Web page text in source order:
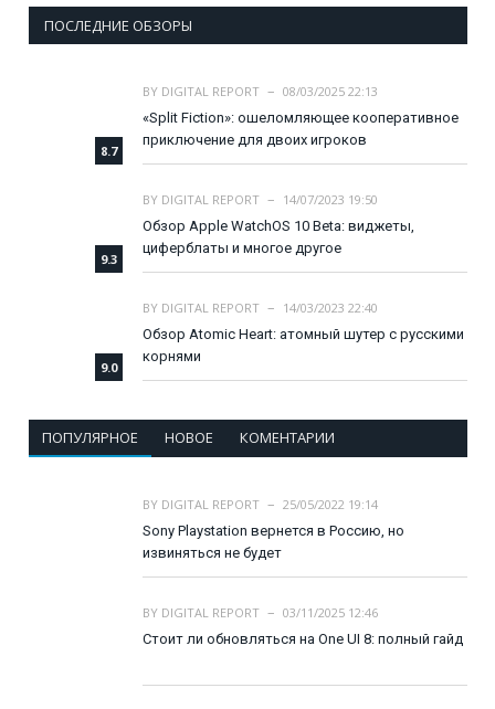
ПОСЛЕДНИЕ ОБЗОРЫ
8.7
BY DIGITAL REPORT
08/03/2025 22:13
«Split Fiction»: ошеломляющее кооперативное
приключение для двоих игроков
9.3
BY DIGITAL REPORT
14/07/2023 19:50
Обзор Apple WatchOS 10 Beta: виджеты,
циферблаты и многое другое
9.0
BY DIGITAL REPORT
14/03/2023 22:40
Обзор Atomic Heart: атомный шутер с русскими
корнями
ПОПУЛЯРНОЕ НОВОЕ КОМЕНТАРИИ
BY DIGITAL REPORT
25/05/2022 19:14
Sony Playstation вернется в Россию, но
извиняться не будет
BY DIGITAL REPORT
03/11/2025 12:46
Стоит ли обновляться на One UI 8: полный гайд